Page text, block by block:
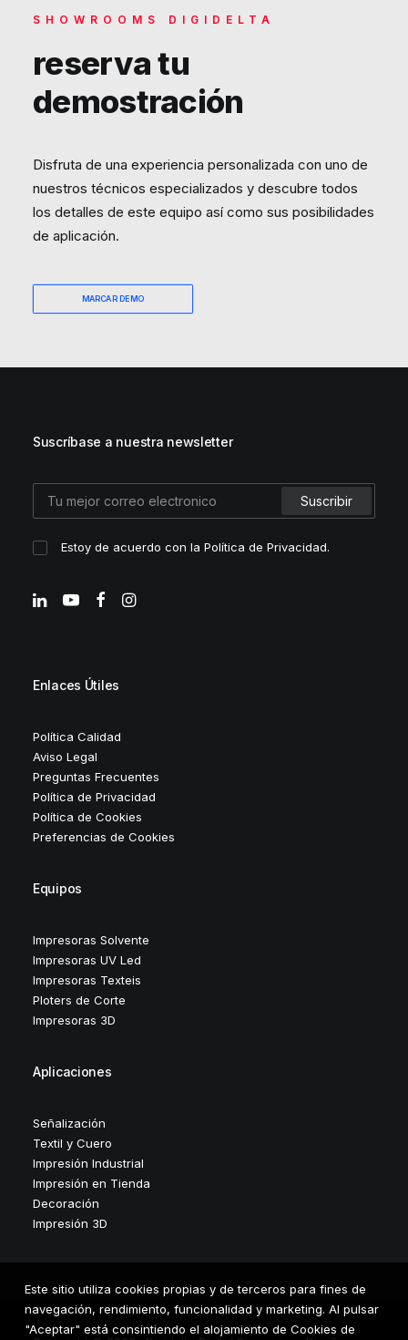
SHOWROOMS DIGIDELTA
reserva tu
demostración
Disfruta de una experiencia personalizada con uno de
nuestros técnicos especializados y descubre todos
los detalles de este equipo así como sus posibilidades
de aplicación.
MARCAR DEMO
Suscríbase a nuestra newsletter
Estoy de acuerdo con laPolítica de Privacidad.
Enlaces Útiles
Política Calidad
Aviso Legal
Preguntas Frecuentes
Política de Privacidad
Política de Cookies
Preferencias de Cookies
Equipos
Impresoras Solvente
Impresoras UV Led
Impresoras Texteis
Ploters de Corte
Impresoras 3D
Aplicaciones
Señalización
Textil y Cuero
Impresión Industrial
Impresión en Tienda
Decoración
Impresión 3D
Este sitio utiliza cookies propias y de terceros para fines de
navegación, rendimiento, funcionalidad y marketing. Al pulsar
"Aceptar" está consintiendo el alojamiento de Cookies de